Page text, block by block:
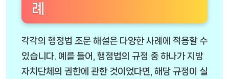
례
각각의 행정법 조문 해설은 다양한 사례에 적용할 수
있습니다. 예를 들어, 행정법의 규정 중 하나가 지방
자치단체의 권한에 관한 것이었다면, 해당 규정이 실